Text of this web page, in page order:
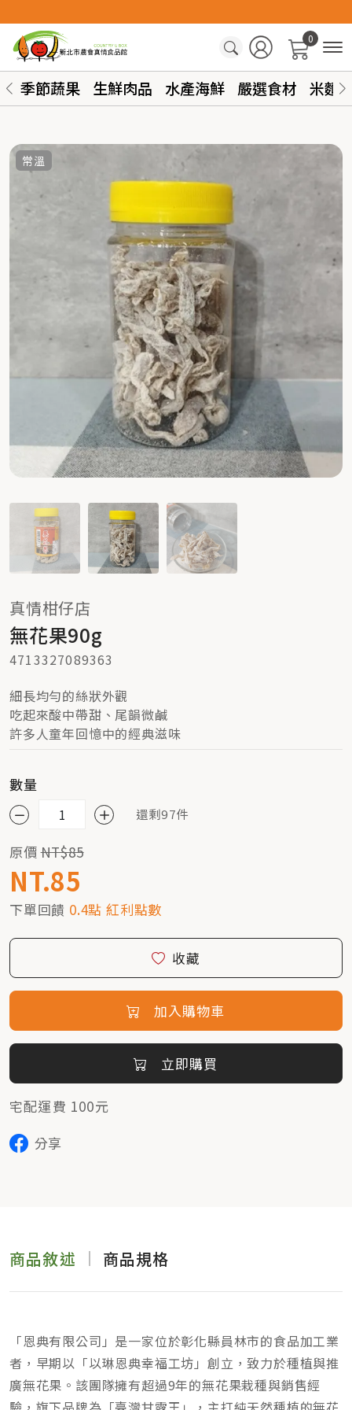
0
季節蔬果 生鮮肉品 水產海鮮 嚴選食材 米麵
常溫
真情柑仔店
無花果90g
4713327089363
細長均勻的絲狀外觀
吃起來酸中帶甜、尾韻微鹹
許多人童年回憶中的經典滋味
數量
還剩97件
原價NT$85
NT.85
下單回饋 0.4點 紅利點數
收藏
加入購物車
立即購買
宅配運費 100元
分享
商品敘述 商品規格
「恩典有限公司」是一家位於彰化縣員林市的食品加工業
者，早期以「以琳恩典幸福工坊」創立，致力於種植與推
廣無花果。該團隊擁有超過9年的無花果栽種與銷售經